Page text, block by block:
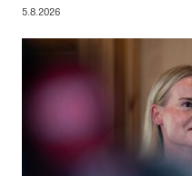
5.8.2026